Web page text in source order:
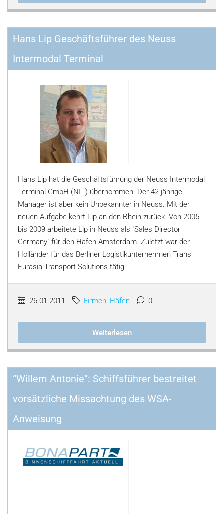
Hans Lip Geschäftsführer des Neuss
Intermodal Terminal
Hans Lip hat die Geschäftsführung der Neuss Intermodal
Terminal GmbH (NIT) übernommen. Der 42-jährige
Manager ist aber kein Unbekannter in Neuss. Mit der
neuen Aufgabe kehrt Lip an den Rhein zurück. Von 2005
bis 2009 arbeitete Lip in Neuss als "Sales Director
Germany" für den Hafen Amsterdam. Zuletzt war der
Holländer für das Berliner Logistikunternehmen Trans
Eurasia Transport Solutions tätig....
26.01.2011 Firmen, Häfen 0
Weiterlesen
“Willem Antonie”: Schiffsführer bestreitet
vorsätzliche Missachtung des WSA-
Anweisung